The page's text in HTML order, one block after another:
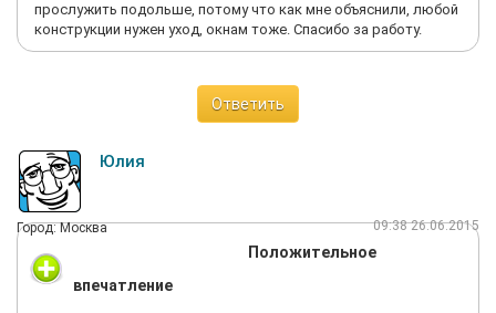
прослужить подольше, потому что как мне объяснили, любой
конструкции нужен уход, окнам тоже. Спасибо за работу.
Ответить
Юлия
Город: Москва 09:38 26.06.2015
Положительное
впечатление